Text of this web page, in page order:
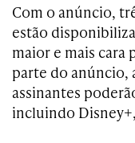
Com o anúncio,
estão
maior e mais cara
parte do anúncio,
assinantes
incluindo